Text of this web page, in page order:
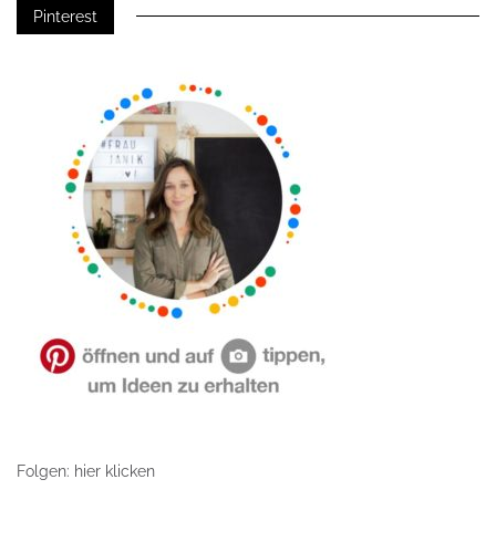
Pinterest
Folgen: hier klicken